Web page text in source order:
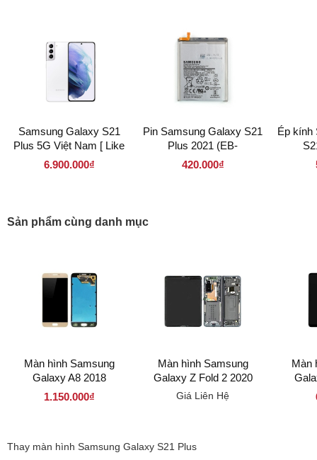
Samsung Galaxy S21
Plus 5G Việt Nam [ Like
New 99% ]
6.900.000₫
Pin Samsung Galaxy S21
Plus 2021 (EB-
BG991ABY)
420.000₫
Ép kính
Sản phẩm cùng danh mục
Màn hình Samsung
Galaxy A8 2018
1.150.000₫
Màn hình Samsung
Galaxy Z Fold 2 2020
Giá Liên Hệ
Màn
Thay màn hình Samsung Galaxy S21 Plus